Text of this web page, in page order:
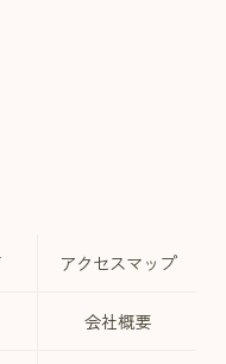
アクセスマップ
会社概要